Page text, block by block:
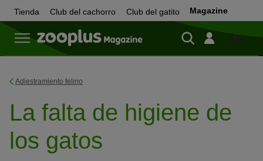
Tienda Club del cachorro Club del gatito Magazine
Tienda
Adiestramiento felino
La falta de higiene de
los gatos